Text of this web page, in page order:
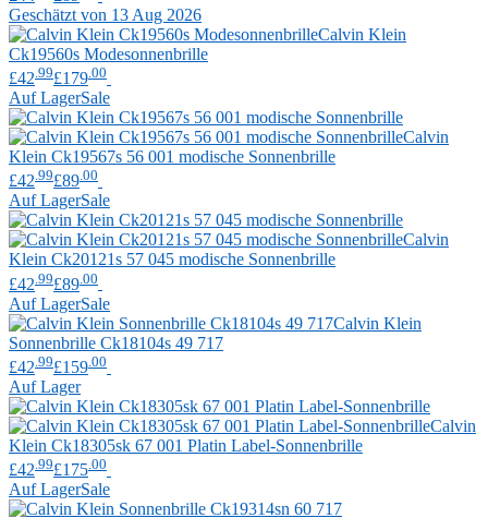
Geschätzt von 13 Aug 2026
Calvin Klein
Ck19560s Modesonnenbrille
£42 .99£179 .00
Auf LagerSale
Calvin
Klein Ck19567s 56 001 modische Sonnenbrille
£42.99£89.00
Auf LagerSale
Calvin
Klein Ck20121s 57 045 modische Sonnenbrille
£42 .99£89 .00
Auf LagerSale
Calvin Klein
Sonnenbrille Ck18104s 49 717
£42 .99£159 .00
Auf Lager
Calvin
Klein Ck18305sk 67 001 Platin Label-Sonnenbrille
£42.99£175.00
Auf LagerSale